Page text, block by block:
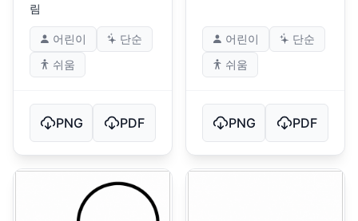
림
어린이
단순
쉬움
PNG PDF
어린이
단순
쉬움
PNG PDF